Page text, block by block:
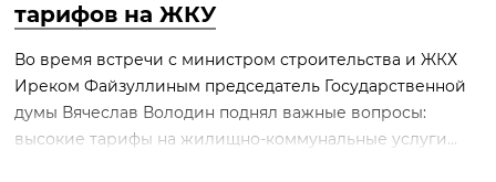
тарифов на ЖКУ
Во время встречи с министром строительства и ЖКХ
Иреком Файзуллиным председатель Государственной
думы Вячеслав Володин поднял важные вопросы:
высокие тарифы на жилищно-коммунальные услуги...